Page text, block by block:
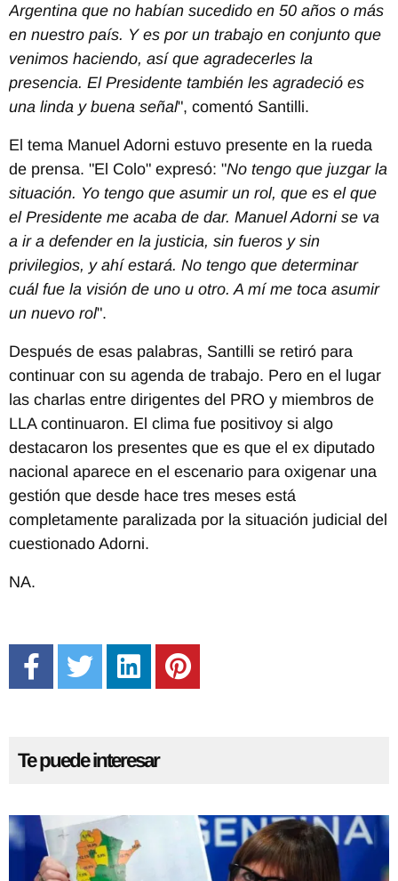
Argentina que no habían sucedido en 50 años o más
en nuestro país. Y es por un trabajo en conjunto que
venimos haciendo, así que agradecerles la
presencia. El Presidente también les agradeció es
una linda y buena señal", comentó Santilli.
El tema Manuel Adorni estuvo presente en la rueda
de prensa. "El Colo" expresó: "No tengo que juzgar la
situación. Yo tengo que asumir un rol, que es el que
el Presidente me acaba de dar. Manuel Adorni se va
a ir a defender en la justicia, sin fueros y sin
privilegios, y ahí estará. No tengo que determinar
cuál fue la visión de uno u otro. A mí me toca asumir
un nuevo rol".
Después de esas palabras, Santilli se retiró para
continuar con su agenda de trabajo. Pero en el lugar
las charlas entre dirigentes del PRO y miembros de
LLA continuaron. El clima fue positivoy si algo
destacaron los presentes que es que el ex diputado
nacional aparece en el escenario para oxigenar una
gestión que desde hace tres meses está
completamente paralizada por la situación judicial del
cuestionado Adorni.
NA.
Te puede interesar